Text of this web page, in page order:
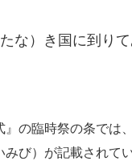
な）き国に到りて
の臨時祭の条では、
び）が記載されてい